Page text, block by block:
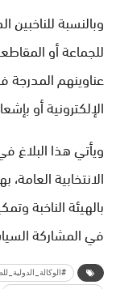
وبالنسبة للناخبين
للجماعة أو
عناوينهم المدرجة
الإلكترونية أو
ويأتي هذا البلاغ
الانتخابية
بالهيئة الناخبة
في المشاركة